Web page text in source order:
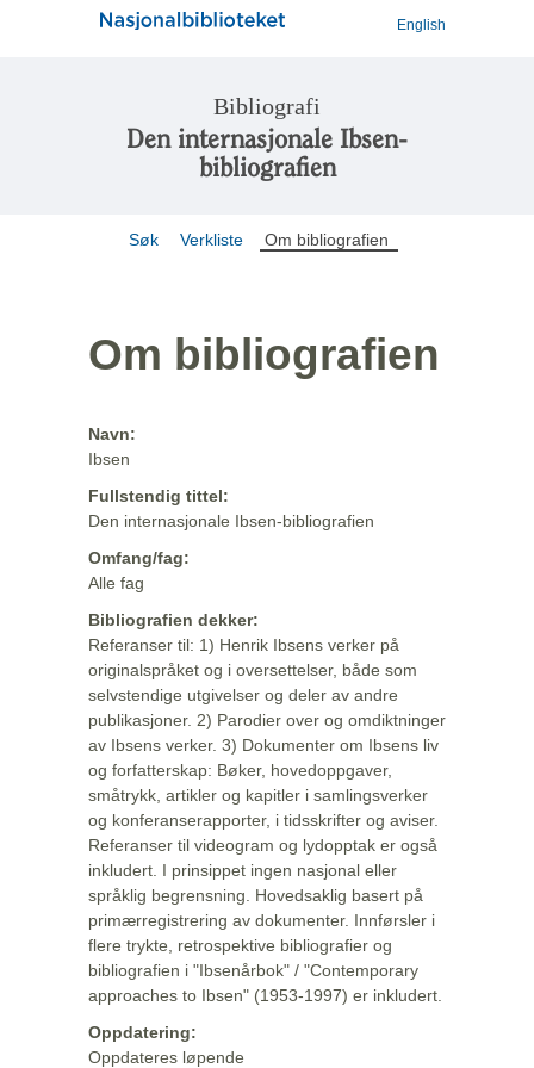
English
Bibliografi
Den internasjonale Ibsen-
bibliografien
Søk Verkliste Om bibliografien
Om bibliografien
Navn:
Ibsen
Fullstendig tittel:
Den internasjonale Ibsen-bibliografien
Omfang/fag:
Alle fag
Bibliografien dekker:
Referanser til: 1) Henrik Ibsens verker på
originalspråket og i oversettelser, både som
selvstendige utgivelser og deler av andre
publikasjoner. 2) Parodier over og omdiktninger
av Ibsens verker. 3) Dokumenter om Ibsens liv
og forfatterskap: Bøker, hovedoppgaver,
småtrykk, artikler og kapitler i samlingsverker
og konferanserapporter, i tidsskrifter og aviser.
Referanser til videogram og lydopptak er også
inkludert. I prinsippet ingen nasjonal eller
språklig begrensning. Hovedsaklig basert på
primærregistrering av dokumenter. Innførsler i
flere trykte, retrospektive bibliografier og
bibliografien i "Ibsenårbok" / "Contemporary
approaches to Ibsen" (1953-1997) er inkludert.
Oppdatering:
Oppdateres løpende